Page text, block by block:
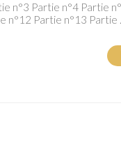
n°3 Partie n°4 Partie
n°12 Partie n°13 Partie